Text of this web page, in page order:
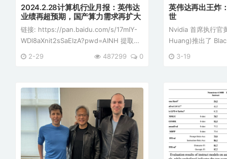
2024.2.28计算机行业月报：英伟达
业绩再超预期，国产算力需求再扩大
链接: https://pan.baidu.com/s/17mIY-
WDl8aXnit2sSaEIzA?pwd=AINH 提取码:
2-29 487299 0
英伟达再出王炸
世
Nvidia 首席执行官
Huang)推出了
3-19